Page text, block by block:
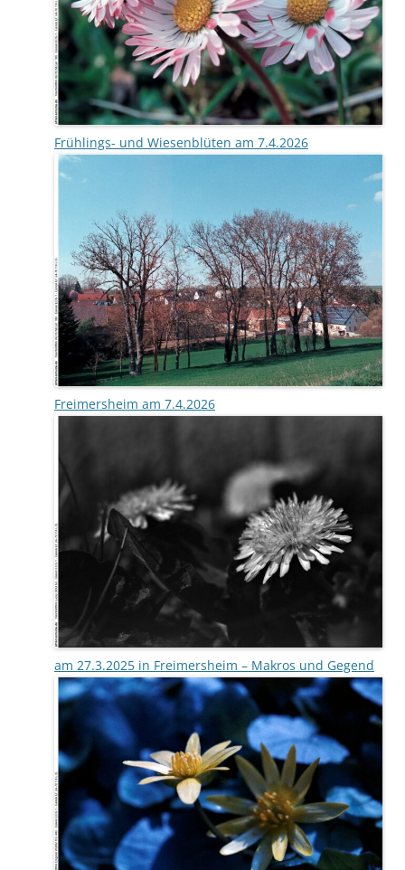
Frühlings- und Wiesenblüten am 7.4.2026
Freimersheim am 7.4.2026
am 27.3.2025 in Freimersheim – Makros und Gegend